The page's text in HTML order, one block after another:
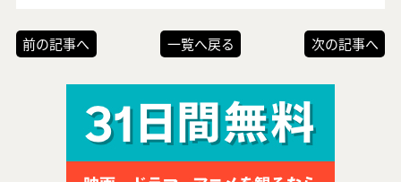
前の記事へ 一覧へ戻る 次の記事へ